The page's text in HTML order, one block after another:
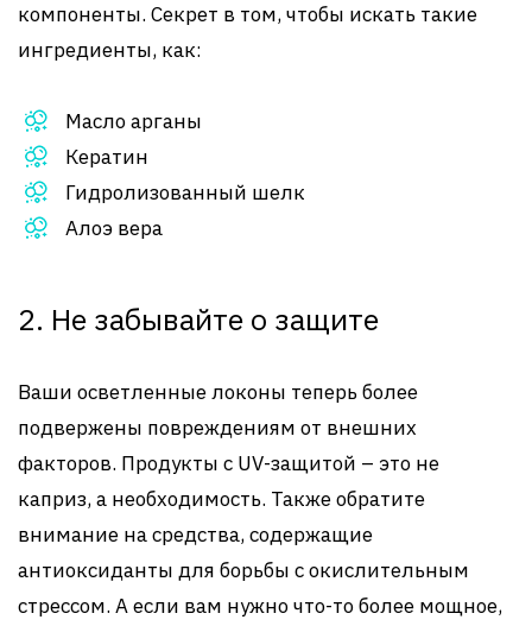
компоненты. Секрет в том, чтобы искать такие
ингредиенты, как:
Масло арганы
Кератин
Гидролизованный шелк
Алоэ вера
2. Не забывайте о защите
Ваши осветленные локоны теперь более
подвержены повреждениям от внешних
факторов. Продукты с UV-защитой – это не
каприз, а необходимость. Также обратите
внимание на средства, содержащие
антиоксиданты для борьбы с окислительным
стрессом. А если вам нужно что-то более мощное,